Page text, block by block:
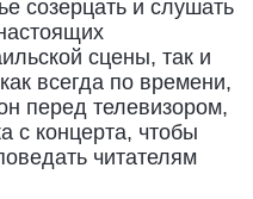
созерцать и слушать
сцены, так и
всегда по времени,
перед телевизором,
с концерта, чтобы
читателям